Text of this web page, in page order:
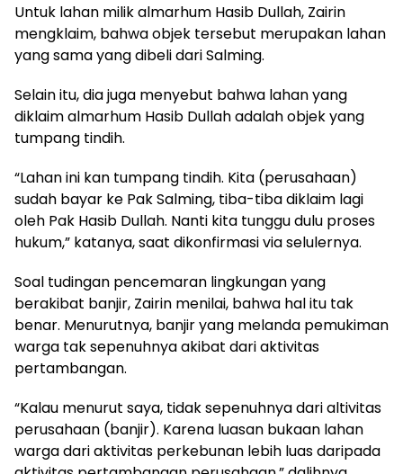
Untuk lahan milik almarhum Hasib Dullah, Zairin
mengklaim, bahwa objek tersebut merupakan lahan
yang sama yang dibeli dari Salming.
Selain itu, dia juga menyebut bahwa lahan yang
diklaim almarhum Hasib Dullah adalah objek yang
tumpang tindih.
“Lahan ini kan tumpang tindih. Kita (perusahaan)
sudah bayar ke Pak Salming, tiba-tiba diklaim lagi
oleh Pak Hasib Dullah. Nanti kita tunggu dulu proses
hukum,” katanya, saat dikonfirmasi via selulernya.
Soal tudingan pencemaran lingkungan yang
berakibat banjir, Zairin menilai, bahwa hal itu tak
benar. Menurutnya, banjir yang melanda pemukiman
warga tak sepenuhnya akibat dari aktivitas
pertambangan.
“Kalau menurut saya, tidak sepenuhnya dari altivitas
perusahaan (banjir). Karena luasan bukaan lahan
warga dari aktivitas perkebunan lebih luas daripada